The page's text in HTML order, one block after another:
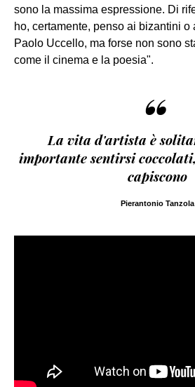
sono la massima espressione. Di
ho, certamente, penso ai bizantini o
Paolo Uccello, ma forse non sono
come il cinema e la poesia".
“
La vita d'artista è
importante sentirsi
capiscono
Pierantonio Tanzola